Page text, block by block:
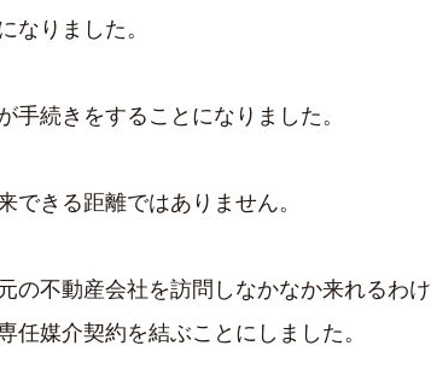
りました。
続きをすることになりました。
きる距離ではありません。
の不動産会社を訪問しなかなか来れるわけ
媒介契約を結ぶことにしました。